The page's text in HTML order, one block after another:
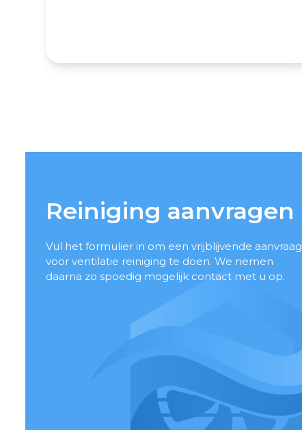
Reiniging aanvragen
Vul het formulier in om een vrijblijvende aanvraag
voor ventilatie reiniging te doen. We nemen
daarna zo spoedig mogelijk contact met u op.